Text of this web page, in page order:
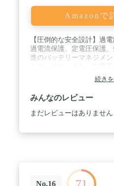
機器に電力を供給できま
にある場合、本製品が動
②大容量のため、充電中
ますが、最大75℃の耐熱
で、ご安心ください。ご
充電をお願いします。③
ネのため、AC出力ポート
力が使用される場合、デ
場合、12時間後に自動的
Amazonで
【圧倒的な安全設計】過
過電流保護、定電圧保護
進のバッテリーマネジメ
命で、本体素材は熱に強
ック素材を使用していま
格】日本規格のPSE検査
UN38.8など世界基準の様
に合格しています。 さら
【2年間保証】万が一、商
は、取扱説明書に記載の
続き
みんなのレビュー
まだレビューはありません
No.16